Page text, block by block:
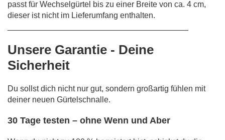
passt für Wechselgürtel bis zu einer Breite von ca. 4 cm,
dieser ist nicht im Lieferumfang enthalten.
Unsere Garantie - Deine
Sicherheit
Du sollst dich nicht nur gut, sondern großartig fühlen mit
deiner neuen Gürtelschnalle.
30 Tage testen – ohne Wenn und Aber